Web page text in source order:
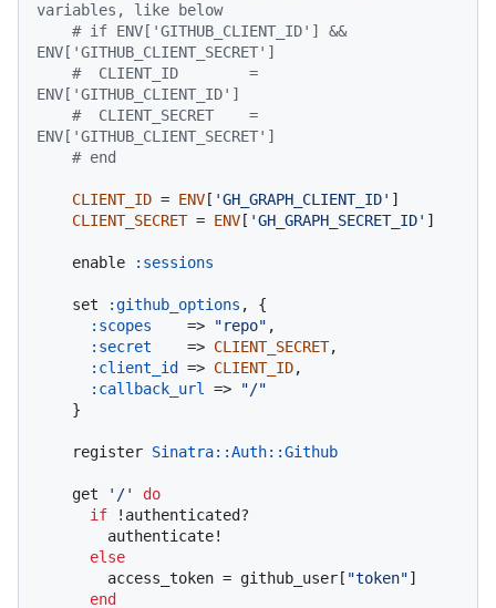
variables, like below
# if ENV['GITHUB_CLIENT_ID'] &&
ENV['GITHUB_CLIENT_SECRET']
#  CLIENT_ID        =
ENV['GITHUB_CLIENT_ID']
#  CLIENT_SECRET    =
ENV['GITHUB_CLIENT_SECRET']
# end
CLIENT_ID = ENV [ 'GH_GRAPH_CLIENT_ID' ]
CLIENT_SECRET = ENV [ 'GH_GRAPH_SECRET_ID' ]
    enable
:sessions
    set
:github_options , {
:scopes
    =>
"repo" ,
:secret
    =>
CLIENT_SECRET,
:client_id
=> CLIENT_ID,
:callback_url
=>
"/"
    register
Sinatra: :Auth: :Github
    get
'/'
do
if !authenticated?
else
        access_token = github_user[
"token"]
end